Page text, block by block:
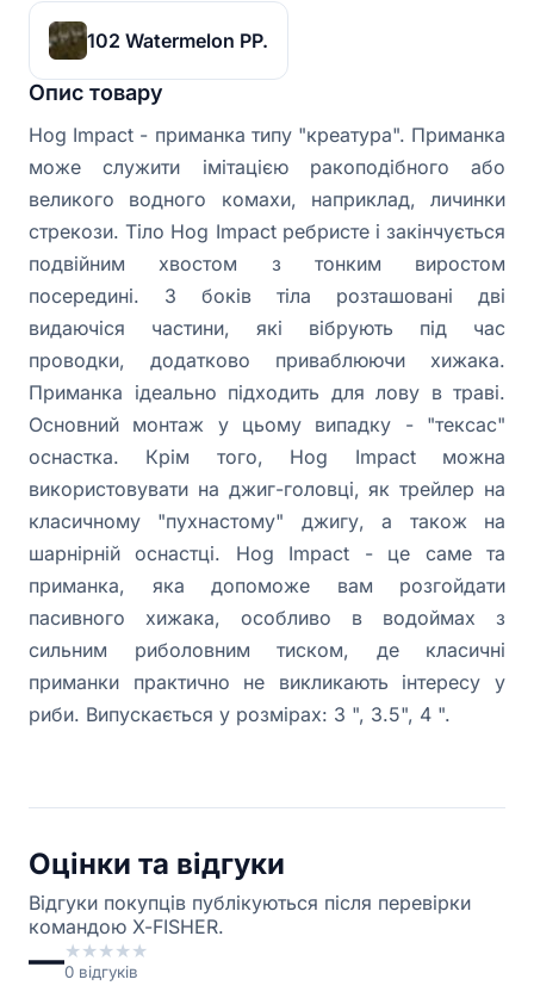
102 Watermelon PP.
Опис товару
Hog Impact - приманка типу "креатура". Приманка
може служити імітацією ракоподібного або
великого водного комахи, наприклад, личинки
стрекози. Тіло Hog Impact ребристе і закінчується
подвійним хвостом з тонким виростом
посередині. З боків тіла розташовані дві
видаючіся частини, які вібрують під час
проводки, додатково приваблюючи хижака.
Приманка ідеально підходить для лову в траві.
Основний монтаж у цьому випадку - "тексас"
оснастка. Крім того, Hog Impact можна
використовувати на джиг-головці, як трейлер на
класичному "пухнастому" джигу, а також на
шарнірній оснастці. Hog Impact - це саме та
приманка, яка допоможе вам розгойдати
пасивного хижака, особливо в водоймах з
сильним риболовним тиском, де класичні
приманки практично не викликають інтересу у
риби. Випускається у розмірах: 3 ", 3.5", 4 ".
Оцінки та відгуки
Відгуки покупців публікуються після перевірки
командою X-FISHER.
—★★★★★
0 відгуків